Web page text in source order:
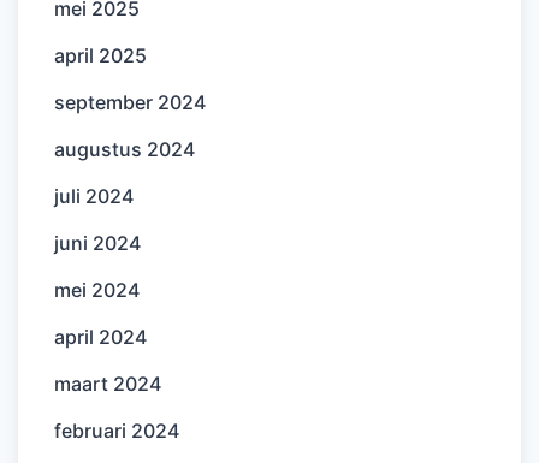
mei 2025
april 2025
september 2024
augustus 2024
juli 2024
juni 2024
mei 2024
april 2024
maart 2024
februari 2024